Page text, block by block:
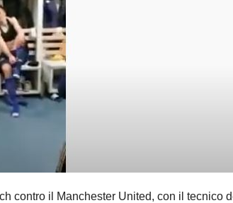
contro il Manchester United, con il tecnico